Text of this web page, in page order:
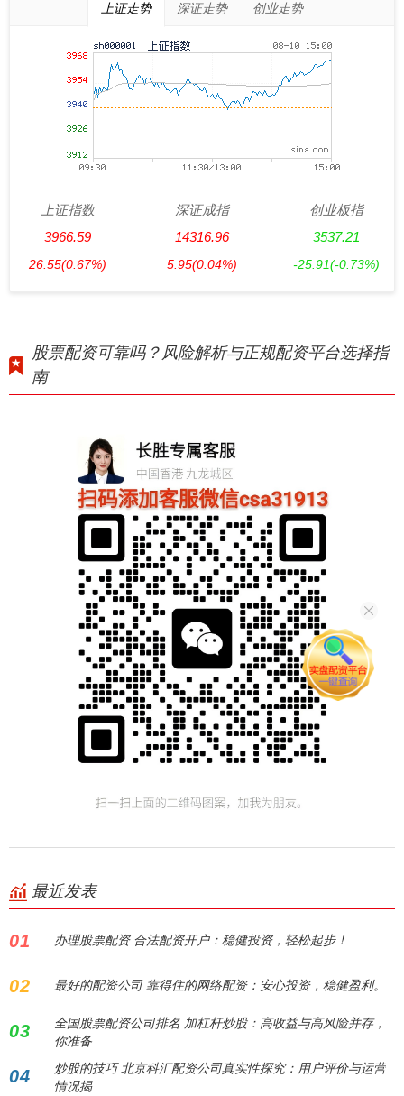
上证走势 深证走势 创业走势
上证指数
3966.59
26.55(0.67%)
深证成指
14316.96
5.95(0.04%)
创业板指
3537.21
-25.91(-0.73%)
股票配资可靠吗？风险解析与正规配资平台选择指
南
最近发表
01 办理股票配资 合法配资开户：稳健投资，轻松起步！
02 最好的配资公司 靠得住的网络配资：安心投资，稳健盈利。
03
全国股票配资公司排名 加杠杆炒股：高收益与高风险并存，
你准备
04
炒股的技巧 北京科汇配资公司真实性探究：用户评价与运营
情况揭